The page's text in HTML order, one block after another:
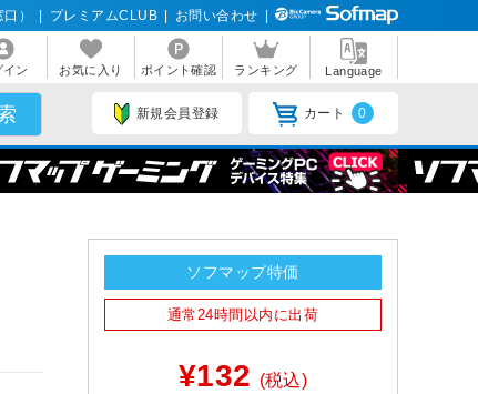
） プレミアムCLUB お問い合わせ
イン お気に入り ポイント確認 ランキング Language
新規会員登録 カート 0
ソフマップ特価
通常24時間以内に出荷
¥132 (税込)